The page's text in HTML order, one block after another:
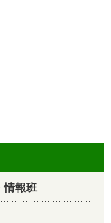
報班